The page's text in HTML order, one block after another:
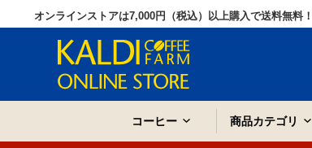
オンラインストアは7,000円（税込）以上購入で送料無料！
コーヒー 商品カテゴリ